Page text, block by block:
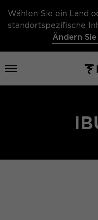
Wählen Sie ein Land
standortspezifische
Ändern
Menü öffnen